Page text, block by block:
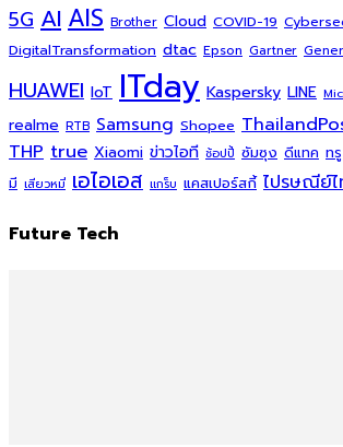
5G AI AIS Brother Cloud COVID-19
DigitalTransformation dtac Epson Gartner
HUAWEI IoT ITday Kaspersky LINE
realme RTB Samsung Shopee
THP true Xiaomi ข่าวไอที ช้อปปี้ ซัมซุง ดีแทค ทรู
มี เสียวหมี่ เอไอเอส แกร็บ แคสเปอร์สกี้ ไปรษณีย์
Future Tech